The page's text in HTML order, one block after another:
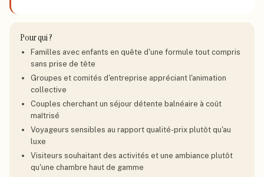
Pour qui ?
Familles avec enfants en quête d'une formule tout compris
sans prise de tête
Groupes et comités d'entreprise appréciant l'animation
collective
Couples cherchant un séjour détente balnéaire à coût
maîtrisé
Voyageurs sensibles au rapport qualité-prix plutôt qu'au
luxe
Visiteurs souhaitant des activités et une ambiance plutôt
qu'une chambre haut de gamme